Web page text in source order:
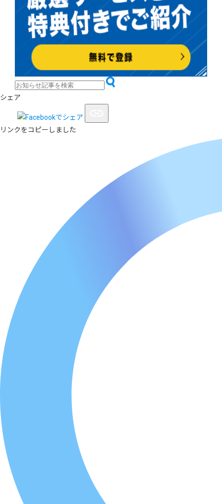
シェア
リンクをコピーしました